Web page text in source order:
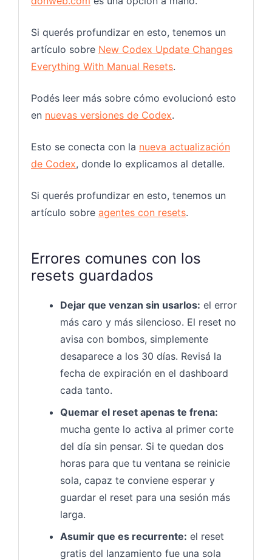
Si querés profundizar en esto, tenemos un
artículo sobre New Codex Update Changes
Everything With Manual Resets.
Podés leer más sobre cómo evolucionó esto
en nuevas versiones de Codex.
Esto se conecta con la nueva actualización
de Codex, donde lo explicamos al detalle.
Si querés profundizar en esto, tenemos un
artículo sobre agentes con resets.
Errores comunes con los
resets guardados
Dejar que venzan sin usarlos: el error
más caro y más silencioso. El reset no
avisa con bombos, simplemente
desaparece a los 30 días. Revisá la
fecha de expiración en el dashboard
cada tanto.
Quemar el reset apenas te frena:
mucha gente lo activa al primer corte
del día sin pensar. Si te quedan dos
horas para que tu ventana se reinicie
sola, capaz te conviene esperar y
guardar el reset para una sesión más
larga.
Asumir que es recurrente: el reset
gratis del lanzamiento fue una sola